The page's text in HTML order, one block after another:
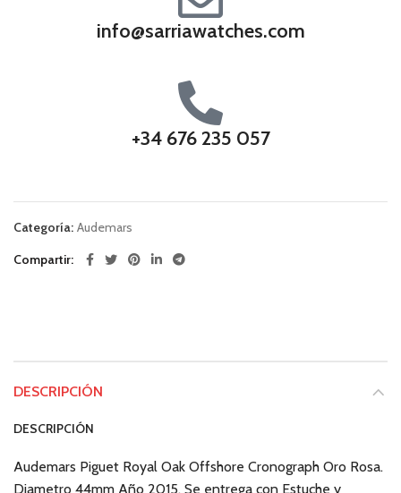
info@sarriawatches.com
+34 676 235 057
Categoría: Audemars
Compartir
DESCRIPCIÓN
DESCRIPCIÓN
Audemars Piguet Royal Oak Offshore Cronograph Oro Rosa.
Diametro 44mm Año 2015. Se entrega con Estuche y